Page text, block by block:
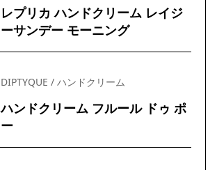
レプリカ ハンドクリーム レイジ
ーサンデー モーニング
DIPTYQUE / ハンドクリーム
ハンドクリーム フルール ドゥ ポ
ー